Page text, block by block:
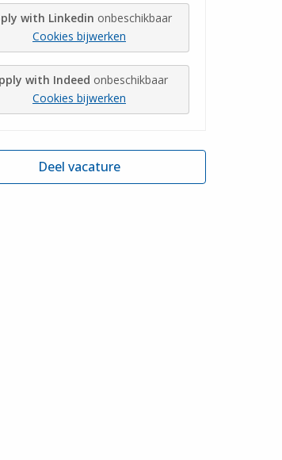
with Linkedin onbeschikbaar
Cookies bijwerken
with Indeed onbeschikbaar
Cookies bijwerken
Deel vacature